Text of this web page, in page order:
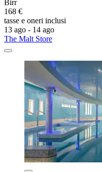
Birr
168 €
tasse e oneri inclusi
13 ago - 14 ago
The Malt Store